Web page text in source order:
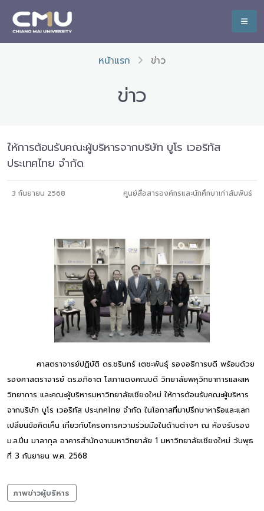
หน้าแรก ข่าว
ข่าว
ให้การต้อนรับคณะผู้บริหารจากบริษัท บูโร เวอริทัส
ประเทศไทย จำกัด
3 กันยายน 2568 ศูนย์สื่อสารองค์กรและนักศึกษาเก่าสัมพันธ์
ศาสตราจารย์ปฏิบัติ ดร.ชรินทร์ เตชะพันธุ์ รองอธิการบดี พร้อมด้วย
รองศาสตราจารย์ ดร.อภิชาต โสภาแดงคณบดี วิทยาลัยพหุวิทยาการและสห
วิทยาการ และคณะผู้บริหารมหาวิทยาลัยเชียงใหม่ ให้การต้อนรับคณะผู้บริหาร
จากบริษัท บูโร เวอริทัส ประเทศไทย จำกัด ในโอกาสที่มาปรึกษาหารือและแลก
เปลี่ยนข้อคิดเห็น เกี่ยวกับโครงการความร่วมมือในด้านต่างๆ ณ ห้องรับรอง
ม.ล.ปิ่น มาลากุล อาคารสำนักงานมหาวิทยาลัย 1 มหาวิทยาลัยเชียงใหม่ วันพุธ
ที่ 3 กันยายน พ.ศ. 2568
ภาพข่าวผู้บริหาร